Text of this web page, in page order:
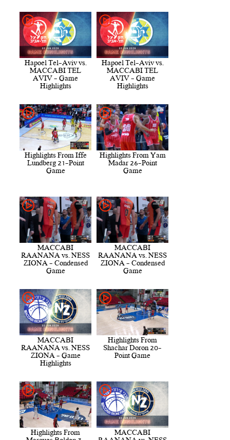
Hapoel Tel-Aviv vs.
MACCABI TEL
AVIV - Game
Highlights
Hapoel Tel-Aviv vs.
MACCABI TEL
AVIV - Game
Highlights
Highlights From Yam
Madar 26-Point
Game
Highlights From Iffe
Lundberg 21-Point
Game
MACCABI
RAANANA vs. NESS
ZIONA - Condensed
Game
MACCABI
RAANANA vs. NESS
ZIONA - Condensed
Game
Highlights From
Shachar Doron 20-
Point Game
MACCABI
RAANANA vs. NESS
ZIONA - Game
Highlights
MACCABI
Highlights From